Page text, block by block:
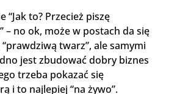
“Jak to? Przecież piszę
– no ok, może w postach da się
twarz”, ale samymi
jest zbudować dobry biznes
trzeba pokazać się
i to najlepiej “na żywo”.